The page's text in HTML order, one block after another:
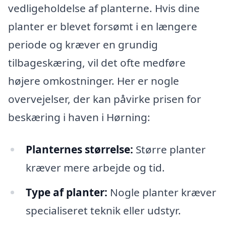
vedligeholdelse af planterne. Hvis dine
planter er blevet forsømt i en længere
periode og kræver en grundig
tilbageskæring, vil det ofte medføre
højere omkostninger. Her er nogle
overvejelser, der kan påvirke prisen for
beskæring i haven i Hørning:
Planternes størrelse: Større planter
kræver mere arbejde og tid.
Type af planter: Nogle planter kræver
specialiseret teknik eller udstyr.